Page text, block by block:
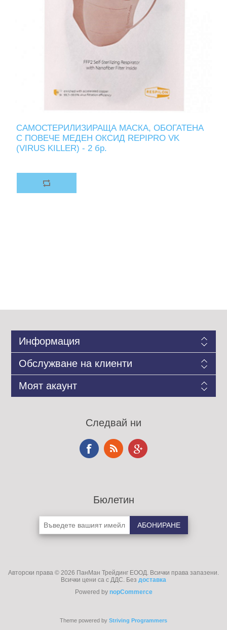
САМОСТЕРИЛИЗИРАЩА МАСКА, ОБОГАТЕНА
С ПОВЕЧЕ МЕДЕН ОКСИД REPIPRO VK
(VIRUS KILLER) - 2 бр.
Информация
Обслужване на клиенти
Моят акаунт
Следвай ни
Бюлетин
Авторски права © 2026 ПанМан Трейдинг ЕООД. Всички права запазени.
Всички цени са с ДДС. Без доставка
Powered by nopCommerce
Theme powered by Striving Programmers